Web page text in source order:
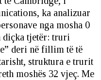
ka analizuar
nga mosha 0
diçka tjetër: truri
deri në fillim të të
struktura e trurit
moshës 32 vjeç. Me